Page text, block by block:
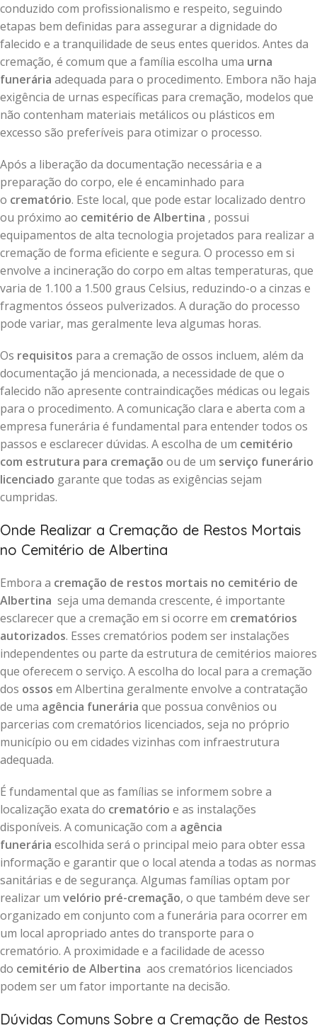
conduzido com profissionalismo e respeito, seguindo
etapas bem definidas para assegurar a dignidade do
falecido e a tranquilidade de seus entes queridos. Antes da
cremação, é comum que a família escolha uma urna
funerária adequada para o procedimento. Embora não haja
exigência de urnas específicas para cremação, modelos que
não contenham materiais metálicos ou plásticos em
excesso são preferíveis para otimizar o processo.
Após a liberação da documentação necessária e a
preparação do corpo, ele é encaminhado para
o crematório. Este local, que pode estar localizado dentro
ou próximo ao cemitério de Albertina , possui
equipamentos de alta tecnologia projetados para realizar a
cremação de forma eficiente e segura. O processo em si
envolve a incineração do corpo em altas temperaturas, que
varia de 1.100 a 1.500 graus Celsius, reduzindo-o a cinzas e
fragmentos ósseos pulverizados. A duração do processo
pode variar, mas geralmente leva algumas horas.
Os requisitos para a cremação de ossos incluem, além da
documentação já mencionada, a necessidade de que o
falecido não apresente contraindicações médicas ou legais
para o procedimento. A comunicação clara e aberta com a
empresa funerária é fundamental para entender todos os
passos e esclarecer dúvidas. A escolha de um cemitério
com estrutura para cremação ou de um serviço funerário
licenciado garante que todas as exigências sejam
cumpridas.
Onde Realizar a Cremação de Restos Mortais
no Cemitério de Albertina
Embora a cremação de restos mortais no cemitério de
Albertina seja uma demanda crescente, é importante
esclarecer que a cremação em si ocorre em crematórios
autorizados. Esses crematórios podem ser instalações
independentes ou parte da estrutura de cemitérios maiores
que oferecem o serviço. A escolha do local para a cremação
dos ossos em Albertina geralmente envolve a contratação
de uma agência funerária que possua convênios ou
parcerias com crematórios licenciados, seja no próprio
município ou em cidades vizinhas com infraestrutura
adequada.
É fundamental que as famílias se informem sobre a
localização exata do crematório e as instalações
disponíveis. A comunicação com a agência
funerária escolhida será o principal meio para obter essa
informação e garantir que o local atenda a todas as normas
sanitárias e de segurança. Algumas famílias optam por
realizar um velório pré-cremação, o que também deve ser
organizado em conjunto com a funerária para ocorrer em
um local apropriado antes do transporte para o
crematório. A proximidade e a facilidade de acesso
do cemitério de Albertina aos crematórios licenciados
podem ser um fator importante na decisão.
Dúvidas Comuns Sobre a Cremação de Restos